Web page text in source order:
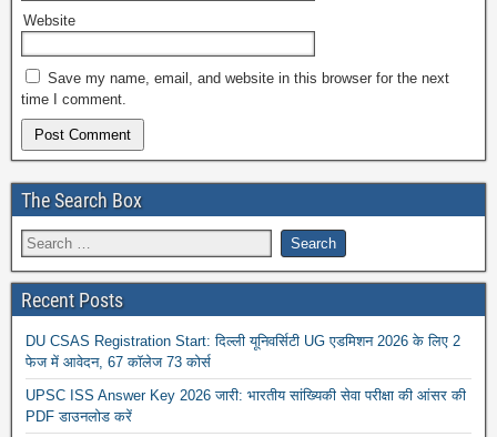
Website
Save my name, email, and website in this browser for the next
time I comment.
The Search Box
Recent Posts
DU CSAS Registration Start: दिल्ली यूनिवर्सिटी UG एडमिशन 2026 के लिए 2
फेज में आवेदन, 67 कॉलेज 73 कोर्स
UPSC ISS Answer Key 2026 जारी: भारतीय सांख्यिकी सेवा परीक्षा की आंसर की
PDF डाउनलोड करें